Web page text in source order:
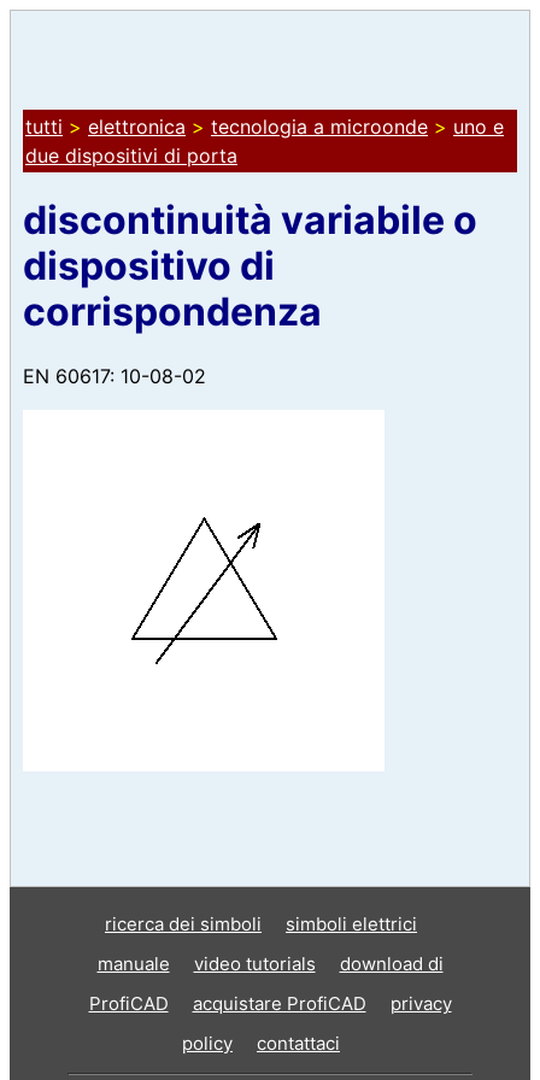
tutti > elettronica > tecnologia a microonde > uno e
due dispositivi di porta
discontinuità variabile o
dispositivo di
corrispondenza
EN 60617: 10-08-02
ricerca dei simboli
simboli elettrici
manuale
video tutorials
download di
ProfiCAD
acquistare ProfiCAD
privacy
policy
contattaci